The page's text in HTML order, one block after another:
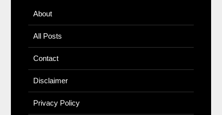
About
All Posts
Contact
Disclaimer
Privacy Policy